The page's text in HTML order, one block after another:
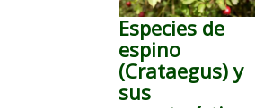
Especies de
espino
(Crataegus) y
sus